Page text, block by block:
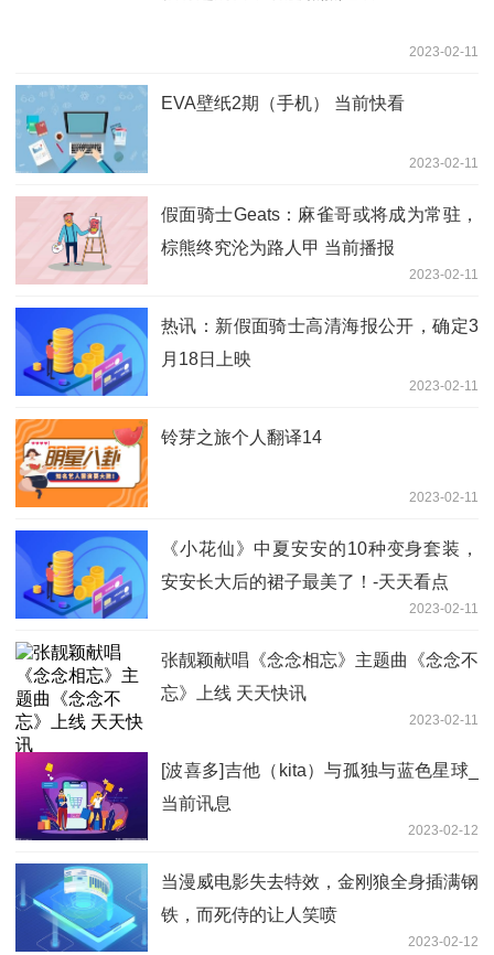
2023-02-11
EVA壁纸2期（手机） 当前快看
2023-02-11
假面骑士Geats：麻雀哥或将成为常驻，
棕熊终究沦为路人甲 当前播报
2023-02-11
热讯：新假面骑士高清海报公开，确定3
月18日上映
2023-02-11
铃芽之旅个人翻译14
2023-02-11
《小花仙》中夏安安的10种变身套装，
安安长大后的裙子最美了！-天天看点
2023-02-11
张靓颖献唱《念念相忘》主题曲《念念不
忘》上线 天天快讯
2023-02-11
[波喜多]吉他（kita）与孤独与蓝色星球_
当前讯息
2023-02-12
当漫威电影失去特效，金刚狼全身插满钢
铁，而死侍的让人笑喷
2023-02-12